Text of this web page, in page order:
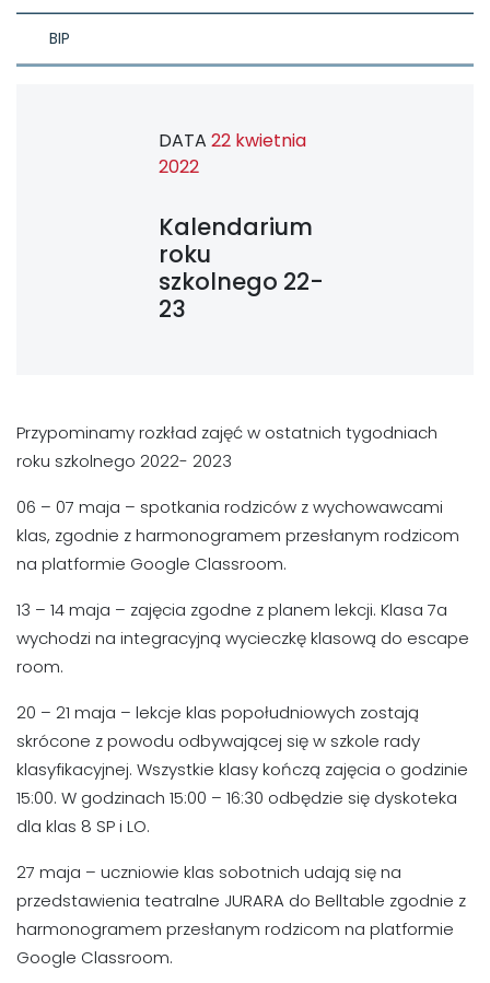
BIP
DATA 22 kwietnia
2022
Kalendarium
roku
szkolnego 22-
23
Przypominamy rozkład zajęć w ostatnich tygodniach
roku szkolnego 2022- 2023
06 – 07 maja – spotkania rodziców z wychowawcami
klas, zgodnie z harmonogramem przesłanym rodzicom
na platformie Google Classroom.
13 – 14 maja – zajęcia zgodne z planem lekcji. Klasa 7a
wychodzi na integracyjną wycieczkę klasową do escape
room.
20 – 21 maja – lekcje klas popołudniowych zostają
skrócone z powodu odbywającej się w szkole rady
klasyfikacyjnej. Wszystkie klasy kończą zajęcia o godzinie
15:00. W godzinach 15:00 – 16:30 odbędzie się dyskoteka
dla klas 8 SP i LO.
27 maja – uczniowie klas sobotnich udają się na
przedstawienia teatralne JURARA do Belltable zgodnie z
harmonogramem przesłanym rodzicom na platformie
Google Classroom.